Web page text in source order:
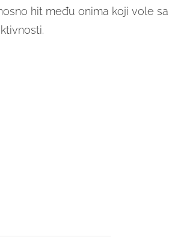
hit među onima koji vole